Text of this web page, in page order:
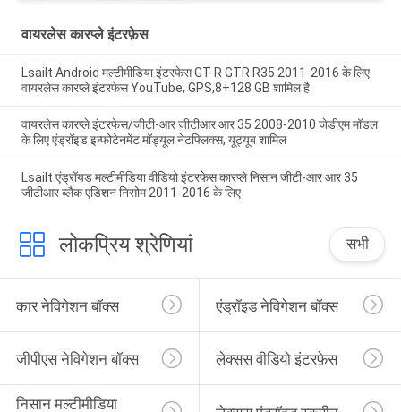
वायरलेस कारप्ले इंटरफ़ेस
Lsailt Android मल्टीमीडिया इंटरफेस GT-R GTR R35 2011-2016 के लिए
वायरलेस कारप्ले इंटरफेस YouTube, GPS,8+128 GB शामिल है
वायरलेस कारप्ले इंटरफेस/जीटी-आर जीटीआर आर 35 2008-2010 जेडीएम मॉडल
के लिए एंड्रॉइड इन्फोटेनमेंट मॉड्यूल नेटफ्लिक्स, यूट्यूब शामिल
Lsailt एंड्रॉयड मल्टीमीडिया वीडियो इंटरफेस कारप्ले निसान जीटी-आर आर 35
जीटीआर ब्लैक एडिशन निसोम 2011-2016 के लिए
लोकप्रिय श्रेणियां सभी
कार नेविगेशन बॉक्स एंड्रॉइड नेविगेशन बॉक्स
जीपीएस नेविगेशन बॉक्स लेक्सस वीडियो इंटरफ़ेस
निसान मल्टीमीडिया